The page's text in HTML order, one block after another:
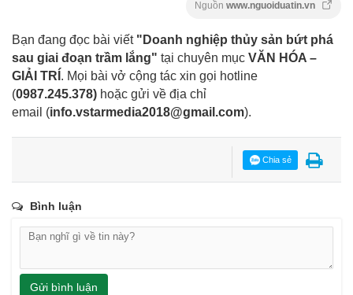
Nguồn www.nguoiduatin.vn
Bạn đang đọc bài viết "Doanh nghiệp thủy sản bứt phá
sau giai đoạn trầm lắng" tại chuyên mục VĂN HÓA –
GIẢI TRÍ . Mọi bài vở cộng tác xin gọi hotline
(0987.245.378) hoặc gửi về địa chỉ
email (info.vstarmedia2018@gmail.com).
Chia sẻ
Bình luận
Gửi bình luận